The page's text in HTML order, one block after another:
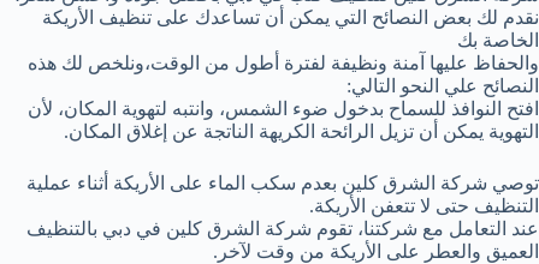
نقدم لك بعض النصائح التي يمكن أن تساعدك على تنظيف الأريكة
الخاصة بك
والحفاظ عليها آمنة ونظيفة لفترة أطول من الوقت،ونلخص لك هذه
النصائح علي النحو التالي:
افتح النوافذ للسماح بدخول ضوء الشمس، وانتبه لتهوية المكان، لأن
التهوية يمكن أن تزيل الرائحة الكريهة الناتجة عن إغلاق المكان.
توصي شركة الشرق كلين بعدم سكب الماء على الأريكة أثناء عملية
التنظيف حتى لا تتعفن الأريكة.
عند التعامل مع شركتنا، تقوم شركة الشرق كلين في دبي بالتنظيف
العميق والعطر على الأريكة من وقت لآخر.